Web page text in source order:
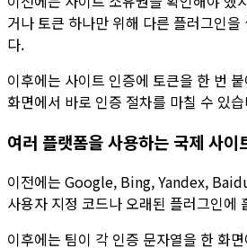
거나 토큰 하나만 위해 다른 플러그인을
다.
이후에는 사이트 인증에 토큰을 한 번
화면에서 바로 인증 절차를 마칠 수 있
여러 플랫폼을 사용하는 국제 사이
이전에는 Google, Bing, Yandex,
사용자 지정 코드나 오래된 플러그인에
이후에는 팀이 각 인증 문자열을 한 화